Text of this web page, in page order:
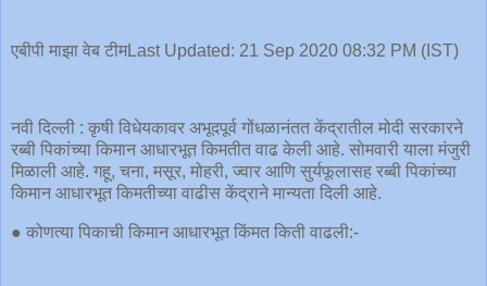
एबीपी माझा वेब टीमLast Updated: 21 Sep 2020 08:32 PM (IST)
नवी दिल्ली : कृषी विधेयकावर अभूदपूर्व गोंधळानंतत केंद्रातील मोदी सरकारने
रब्बी पिकांच्या किमान आधारभूत किमतीत वाढ केली आहे. सोमवारी याला मंजुरी
मिळाली आहे. गहू, चना, मसूर, मोहरी, ज्वार आणि सुर्यफूलासह रब्बी पिकांच्या
किमान आधारभूत किमतीच्या वाढीस केंद्राने मान्यता दिली आहे.
● कोणत्या पिकाची किमान आधारभूत किंमत किती वाढली:-